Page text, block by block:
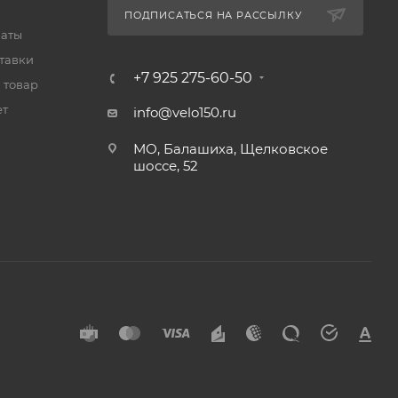
товар
ПОДПИСАТЬСЯ НА РАССЫЛКУ
+7 925 275-60-50
info@velo150.ru
МО, Балашиха, Щелковское
шоссе, 52